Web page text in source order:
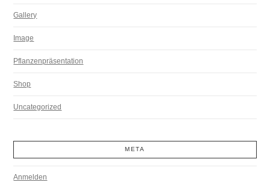
Gallery
Image
Pflanzenpräsentation
Shop
Uncategorized
META
Anmelden